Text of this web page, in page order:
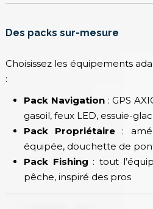
Des packs sur-mesure
Choisissez les équipements
:
Pack Navigation: GPS
gasoil, feux LED, essuie-
Pack Propriétaire :
équipée, douchette de
Pack Fishing : tout
pêche, inspiré des pros